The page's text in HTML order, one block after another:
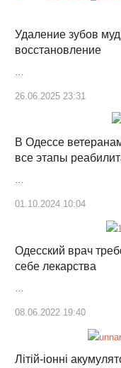
Удаление зубов
восстановление
26.06.2025 23:31
В Одессе
все этапы
…
01.10.2024 10:04
Одесский врач
себе лекарства
…
08.06.2022 19:40
Літій-іонні